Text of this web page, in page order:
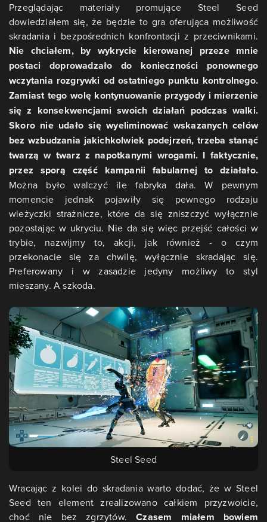
Przeglądając materiały promujące Steel Seed
dowiedziałem się, że będzie to gra oferująca możliwość
skradania i bezpośrednich konfrontacji z przeciwnikami.
Nie chciałem, by wykrycie kierowanej przeze mnie
postaci doprowadzało do konieczności ponownego
wczytania rozgrywki od ostatniego punktu kontrolnego.
Zamiast tego wolę kontynuowanie przygody i mierzenie
się z konsekwencjami swoich działań podczas walki.
Skoro nie udało się wyeliminować wskazanych celów
bez wzbudzania jakichkolwiek podejrzeń, trzeba stanąć
twarzą w twarz z napotkanymi wrogami. I faktycznie,
przez sporą część kampanii fabularnej to działało.
Można było walczyć ile fabryka dała. W pewnym
momencie jednak pojawiły się pewnego rodzaju
wieżyczki strażnicze, które da się zniszczyć wyłącznie
pozostając w ukryciu. Nie da się więc przejść całości w
trybie, nazwijmy to, akcji, jak również - o czym
przekonacie się za chwilę, wyłącznie skradając się.
Preferowany i w zasadzie jedyny możliwy to styl
mieszany. A szkoda.
Steel Seed
Wracając z kolei do skradania warto dodać, że w Steel
Seed ten element zrealizowano całkiem przyzwoicie,
choć nie bez zgrzytów.Czasem miałem bowiem